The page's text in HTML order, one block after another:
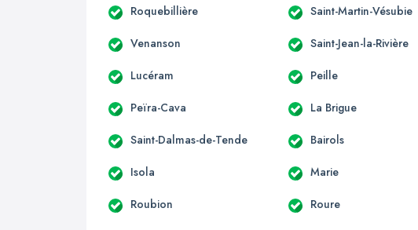
Roquebillière Saint-Martin-Vésubie
Venanson Saint-Jean-la-Rivière
Lucéram Peille
Peïra-Cava La Brigue
Saint-Dalmas-de-Tende Bairols
Isola Marie
Roubion Roure